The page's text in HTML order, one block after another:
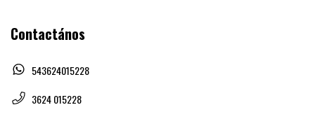
Contactános
543624015228
3624 015228